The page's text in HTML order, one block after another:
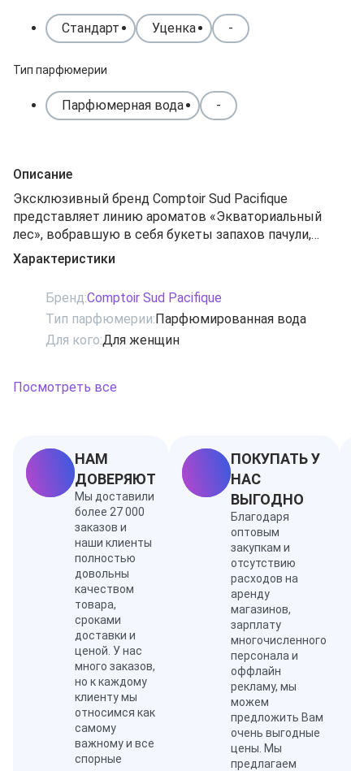
Стандарт Уценка -
Тип парфюмерии
Парфюмерная вода -
Описание
Эксклюзивный бренд Comptoir Sud Pacifique
представляет линию ароматов «Экваториальный
лес», вобравшую в себя букеты запахов пачули,
благородной древесины тропических пород ,
папируса, амбры, мускуса, лимона и бергамота. Эти
бодрящую свежесть с примесью лёгкой горечи.
Аромат Bois De Filao ("Австралийский лес") - это
благоухание воды тропического озера, окруженного
цитрусовых и сочного папируса. Верхняя нота: лимон,
дерево Филао, амбра, белый мускат.
Ноты: цитрусы, папирус, розовый перец, амбра,
пачули, бергамот, белый мускус, листья фиалки
Характеристики
Бренд:Comptoir Sud Pacifique
Тип парфюмерии:Парфюмированная вода
Для кого:Для женщин
Посмотреть все
НАМ
ДОВЕРЯЮТ
Мы доставили
более 27 000
заказов и
наши клиенты
полностью
довольны
качеством
товара,
сроками
доставки и
ценой. У нас
много заказов,
но к каждому
клиенту мы
относимся как
самому
важному и все
спорные
ПОКУПАТЬ У
НАС
ВЫГОДНО
Благодаря
оптовым
закупкам и
отсутствию
расходов на
аренду
магазинов,
зарплату
многочисленного
персонала и
оффлайн
рекламу, мы
можем
предложить Вам
очень выгодные
цены. Мы
предлагаем